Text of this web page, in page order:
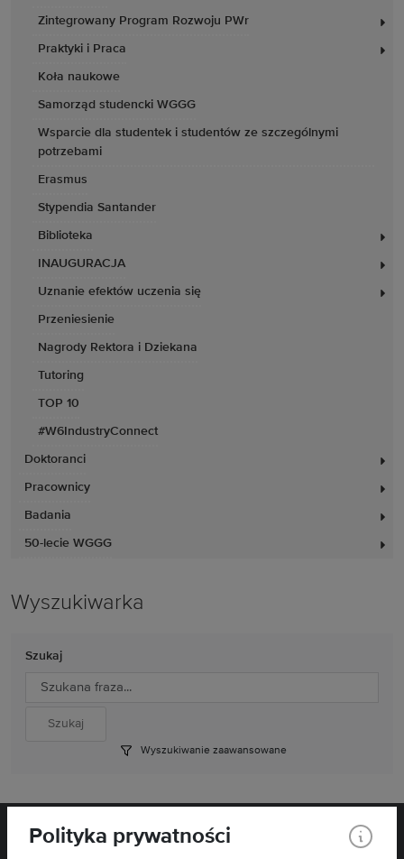
Zintegrowany Program Rozwoju PWr
Praktyki i Praca
Koła naukowe
Samorząd studencki WGGG
Wsparcie dla studentek i studentów ze szczególnymi
potrzebami
Erasmus
Stypendia Santander
Biblioteka
INAUGURACJA
Uznanie efektów uczenia się
Przeniesienie
Nagrody Rektora i Dziekana
Tutoring
TOP 10
#W6IndustryConnect
Doktoranci
Pracownicy
Badania
50-lecie WGGG
Wyszukiwarka
Szukaj
Wyszukiwanie zaawansowane
Polityka prywatności